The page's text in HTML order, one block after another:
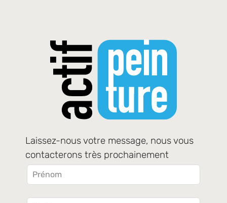
Laissez-nous votre message, nous vous
contacterons très prochainement
Leave
this
field